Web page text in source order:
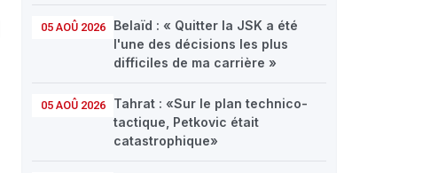
05 AOÛ 2026
Belaïd : « Quitter la JSK a été
l'une des décisions les plus
difficiles de ma carrière »
05 AOÛ 2026
Tahrat : «Sur le plan technico-
tactique, Petkovic était
catastrophique»